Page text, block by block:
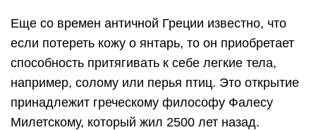
Еще со времен античной Греции известно, что
если потереть кожу о янтарь, то он приобретает
способность притягивать к себе легкие тела,
например, солому или перья птиц. Это открытие
принадлежит греческому философу Фалесу
Милетскому, который жил 2500 лет назад.